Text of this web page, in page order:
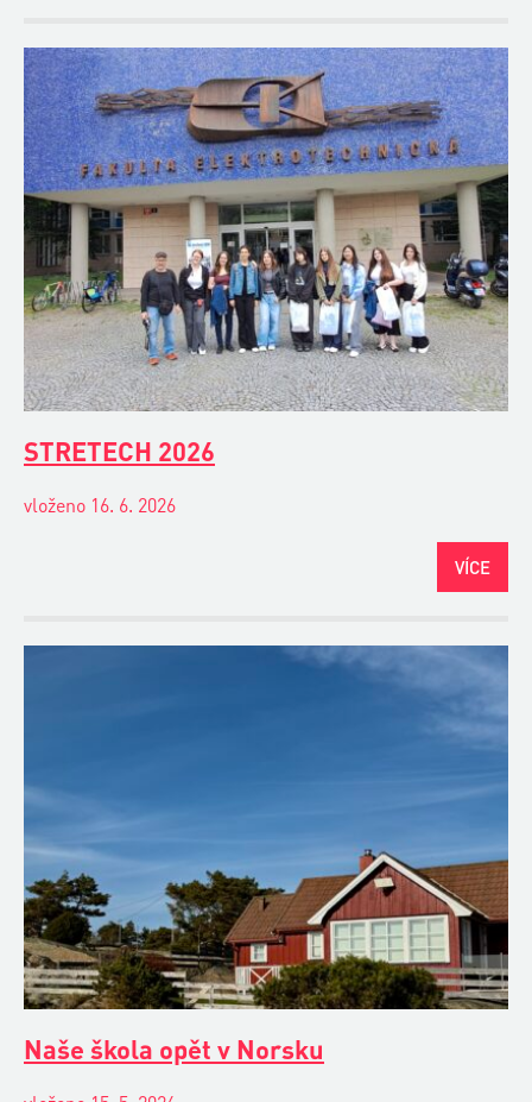
STRETECH 2026
vloženo 16. 6. 2026
VÍCE
Naše škola opět v Norsku